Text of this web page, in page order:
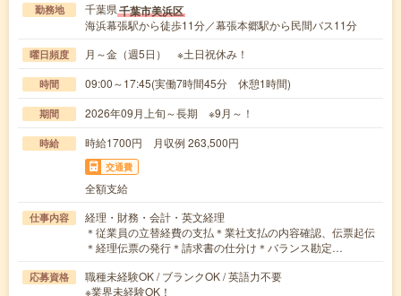
勤務地 千葉県千葉市美浜区
海浜幕張駅から徒歩11分／幕張本郷駅から民間バス11分
曜日頻度 月～金（週5日） ※土日祝休み！
時間 09:00～17:45(実働7時間45分 休憩1時間)
期間 2026年09月上旬～長期 ※9月～！
時給 時給1700円 月収例 263,500円
交通費
全額支給
仕事内容
経理・財務・会計・英文経理
＊従業員の立替経費の支払＊業社支払の内容確認、伝票起伝
＊経理伝票の発行＊請求書の仕分け＊バランス勘定…
応募資格
職種未経験OK / ブランクOK / 英語力不要
※業界未経験OK！